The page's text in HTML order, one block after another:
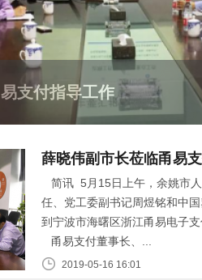
浙江甬易电子支付有限公司
薛晓伟副市长莅临甬易
简讯 5月15日上午，余姚市
任、党工委副书记周煜铭和中
到宁波市海曙区浙江甬易电子
甬易支付董事长、...
2019-05-16 16:01